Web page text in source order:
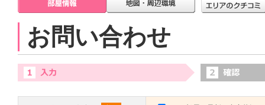
お問い合わせ